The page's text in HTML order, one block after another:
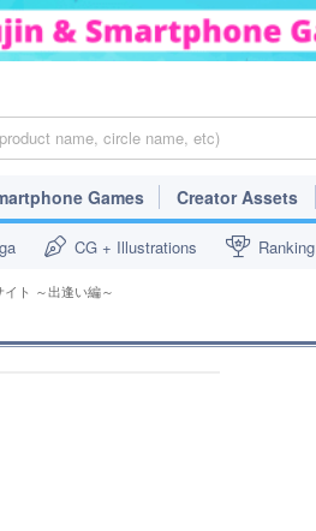
Games Creator Assets
CG + Illustrations Ranking
イト ～出逢い編～